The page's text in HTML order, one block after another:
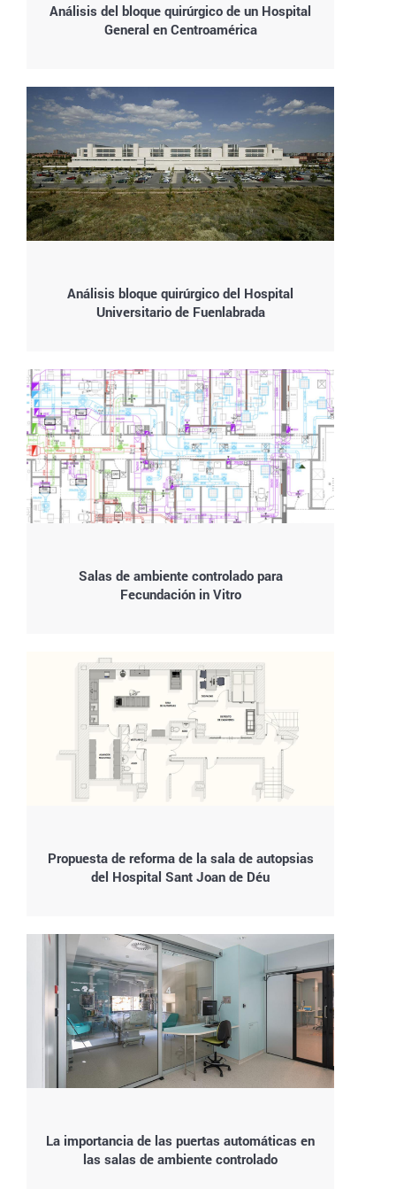
Análisis del bloque quirúrgico de un Hospital
General en Centroamérica
Análisis bloque quirúrgico del Hospital
Universitario de Fuenlabrada
Salas de ambiente controlado para
Fecundación in Vitro
Propuesta de reforma de la sala de autopsias
del Hospital Sant Joan de Déu
La importancia de las puertas automáticas en
las salas de ambiente controlado